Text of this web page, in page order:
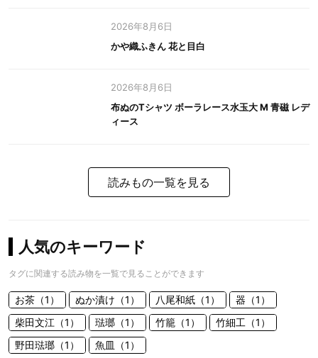
2026年8月6日
かや織ふきん 花と目白
2026年8月6日
布ぬのTシャツ ボーラレース水玉大 M 青磁 レデ
ィース
読みもの一覧を見る
人気のキーワード
タグに関連する読み物を一覧で見ることができます
お茶（1） ぬか漬け（1） 八尾和紙（1）
器（1）
柴田文江（1）
琺瑯（1） 竹籠（1）
竹細工（1）
野田琺瑯（1）
魚皿（1）